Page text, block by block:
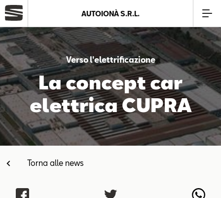
Azienda
Modelli
Offerte
Service
Business
SEAT Usato Certificato
AUTOIONÀ S.R.L.
Verso l'elettrificazione
La concept car
elettrica CUPRA
Torna alle news